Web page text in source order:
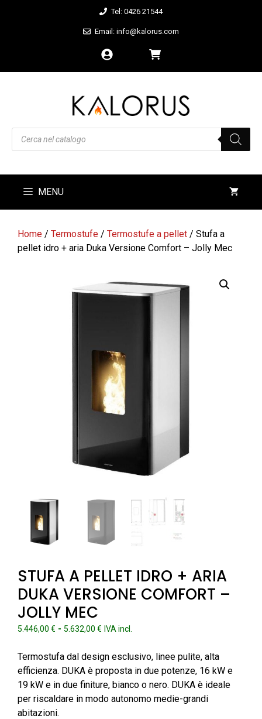
Tel: 0426 21544
Email: info@kalorus.com
Products
search
MENU
Home / Termostufe / Termostufe a pellet / Stufa a
pellet idro + aria Duka Versione Comfort – Jolly Mec
STUFA A PELLET IDRO + ARIA
DUKA VERSIONE COMFORT –
JOLLY MEC
5.446,00 € - 5.632,00 € Fascia
prezzo:
da
5.446,00 €
a
IVA incl.
Termostufa dal design esclusivo, linee pulite, alta
efficienza. DUKA è proposta in due potenze, 16 kW e
19 kW e in due finiture, bianco o nero. DUKA è ideale
per riscaldare in modo autonomo medie-grandi
abitazioni.